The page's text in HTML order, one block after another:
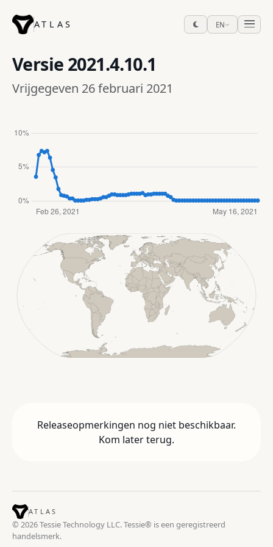
ATLAS EN
Versie 2021.4.10.1
Vrijgegeven 26 februari 2021
Releaseopmerkingen nog niet beschikbaar.
Kom later terug.
ATLAS
© 2026 Tessie Technology LLC. Tessie® is een geregistreerd
handelsmerk.